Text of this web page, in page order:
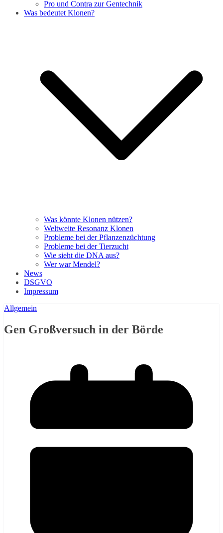
Pro und Contra zur Gentechnik
Was bedeutet Klonen?
Was könnte Klonen nützen?
Weltweite Resonanz Klonen
Probleme bei der Pflanzenzüchtung
Probleme bei der Tierzucht
Wie sieht die DNA aus?
Wer war Mendel?
News
DSGVO
Impressum
Allgemein
Gen Großversuch in der Börde